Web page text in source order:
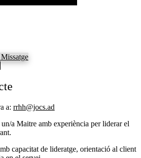
a: rrhh@jocs.ad
a Maitre amb experiència per liderar el
capacitat de lideratge, orientació al client